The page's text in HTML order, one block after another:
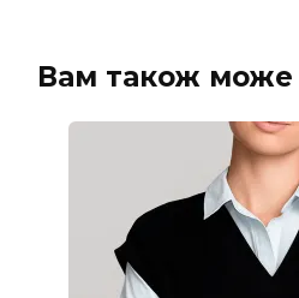
Вам також може